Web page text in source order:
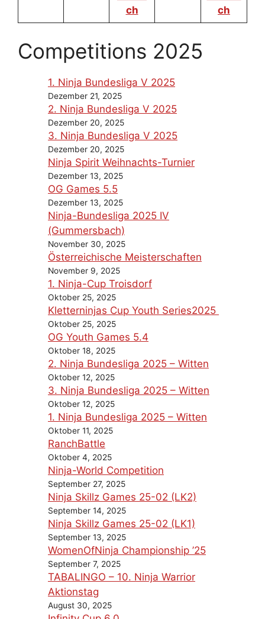
ch
ch
Competitions 2025
1. Ninja Bundesliga V 2025
Dezember 21, 2025
2. Ninja Bundesliga V 2025
Dezember 20, 2025
3. Ninja Bundesliga V 2025
Dezember 20, 2025
Ninja Spirit Weihnachts-Turnier
Dezember 13, 2025
OG Games 5.5
Dezember 13, 2025
Ninja-Bundesliga 2025 IV
(Gummersbach)
November 30, 2025
Österreichische Meisterschaften
November 9, 2025
1. Ninja-Cup Troisdorf
Oktober 25, 2025
Kletterninjas Cup Youth Series2025
Oktober 25, 2025
OG Youth Games 5.4
Oktober 18, 2025
2. Ninja Bundesliga 2025 – Witten
Oktober 12, 2025
3. Ninja Bundesliga 2025 – Witten
Oktober 12, 2025
1. Ninja Bundesliga 2025 – Witten
Oktober 11, 2025
RanchBattle
Oktober 4, 2025
Ninja-World Competition
September 27, 2025
Ninja Skillz Games 25-02 (LK2)
September 14, 2025
Ninja Skillz Games 25-02 (LK1)
September 13, 2025
WomenOfNinja Championship ’25
September 7, 2025
TABALINGO – 10. Ninja Warrior
Aktionstag
August 30, 2025